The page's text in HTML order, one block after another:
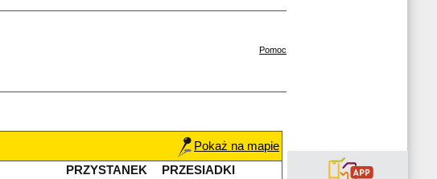
Pomoc
Pokaż na mapie
PRZYSTANEK
PRZESIADKI